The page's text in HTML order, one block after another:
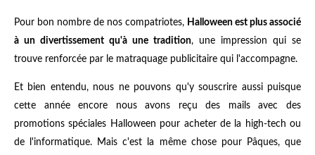
Pour bon nombre de nos compatriotes, Halloween est plus associé
à un divertissement qu'à une tradition, une impression qui se
trouve renforcée par le matraquage publicitaire qui l'accompagne.
Et bien entendu, nous ne pouvons qu'y souscrire aussi puisque
cette année encore nous avons reçu des mails avec des
promotions spéciales Halloween pour acheter de la high-tech ou
de l'informatique. Mais c'est la même chose pour Pâques, que